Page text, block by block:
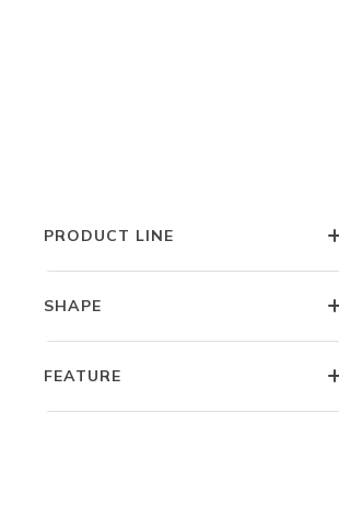
PRODUCT LINE
SHAPE
FEATURE